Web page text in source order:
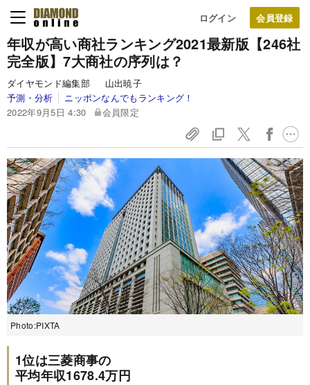
ログイン
年収が高い商社ランキング2021最新版【246社
完全版】7大商社の序列は？
ダイヤモンド編集部 山出暁子
予測・分析
ニッポンなんでもランキング！
2022年9月5日 4:30
会員限定
Photo:PIXTA
1位は三菱商事の
平均年収1678.4万円